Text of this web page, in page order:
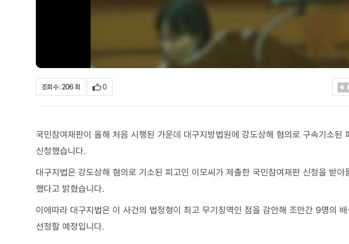
조회수 : 206 회 0
국민참여재판이 올해 처음 시행된 가운데 대구지방법원에 강도상해 혐의로 구속기소된
신청했습니다.
대구지법은 강도상해 혐의로 기소된 피고인 이모씨가 제출한 국민참여재판 신청을 받
했다고 밝혔습니다.
이에따라 대구지법은 이 사건의 법정형이 최고 무기징역인 점을 감안해 조만간 9명의
선정할 예정입니다.